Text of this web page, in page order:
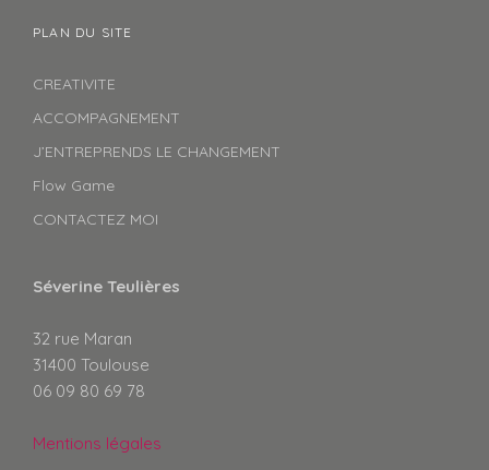
PLAN DU SITE
CREATIVITE
ACCOMPAGNEMENT
J’ENTREPRENDS LE CHANGEMENT
Flow Game
CONTACTEZ MOI
Séverine Teulières
32 rue Maran
31400 Toulouse
06 09 80 69 78
Mentions légales